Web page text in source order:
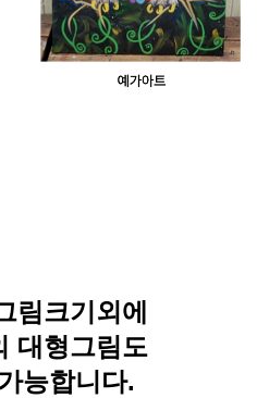
림크기외에
대형그림도
능합니다.